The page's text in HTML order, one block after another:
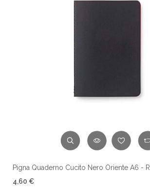
Pigna Quaderno Cucito Nero Oriente A6 -
4,60 €